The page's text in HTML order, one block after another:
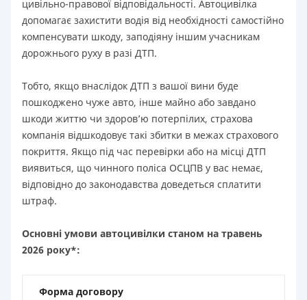
цивільно-правової відповідальності. Автоцивілка
допомагає захистити водія від необхідності самостійно
компенсувати шкоду, заподіяну іншим учасникам
дорожнього руху в разі ДТП.
Тобто, якщо внаслідок ДТП з вашої вини буде
пошкоджено чуже авто, інше майно або завдано
шкоди життю чи здоров’ю потерпілих, страхова
компанія відшкодовує такі збитки в межах страхового
покриття. Якщо під час перевірки або на місці ДТП
виявиться, що чинного поліса ОСЦПВ у вас немає,
відповідно до законодавства доведеться сплатити
штраф.
Основні умови автоцивілки станом на травень
2026 року*:
Форма договору